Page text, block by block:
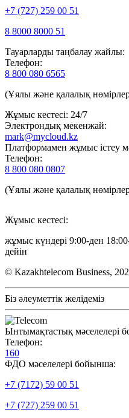
+7 (727) 259 00 51
8 8000 8000 51
Тауарларды таңбалау жайлы:
Телефон:
8 800 080 6565
(Ұялы және қалалық
Жұмыс кестесі: 24/7
Электрондық мекенжай:
mark@mycloud.kz
Платформамен жұмыс істеу
Телефон:
8 800 080 0807
(Ұялы және қалалық
Жұмыс кестесі:
жұмыс күндері 9:00-ден
дейін
© Kazakhtelecom Business,
Біз әлеуметтік желідеміз
Ынтымақтастық мәселелері
Телефон:
160
ФДО мәселелері бойынша:
+7 (7172) 59 00 51
+7 (727) 259 00 51